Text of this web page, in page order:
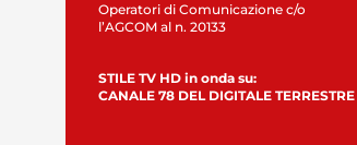
Operatori di Comunicazione c/o
l’AGCOM al n. 20133
STILE TV HD in onda su:
CANALE 78 DEL DIGITALE TERRESTRE